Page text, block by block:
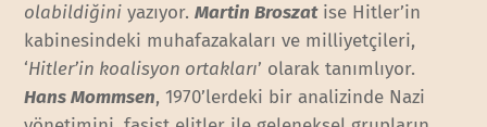
olabildiğini yazıyor.Martin Broszatise Hitler’in
kabinesindeki muhafazakaları ve milliyetçileri,
‘Hitler’in koalisyon ortakları’ olarak tanımlıyor.
Hans Mommsen, 1970’lerdeki bir analizinde Nazi